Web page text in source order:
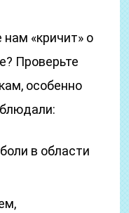
«кричит» о
Проверьте
особенно
в области